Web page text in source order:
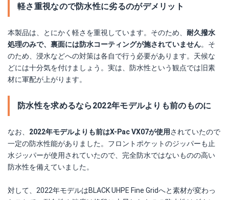
軽さ重視なので防水性に劣るのがデメリット
本製品は、とにかく軽さを重視しています。そのため、 耐久撥水
処理のみで、裏面には防水コーティングが施されていません。そ
のため、浸水などへの対策は各自で行う必要があります。天候な
どには十分気を付けましょう。実は、防水性という観点では旧素
材に軍配が上がります。
防水性を求めるなら2022年モデルよりも前のものに
なお、 2022年モデルよりも前はX-Pac VX07が使用されていたので
一定の防水性能がありました。フロントポケットのジッパーも止
水ジッパーが使用されていたので、完全防水ではないものの高い
防水性を備えていました。
対して、2022年モデルはBLACK UHPE Fine Gridへと素材が変わっ